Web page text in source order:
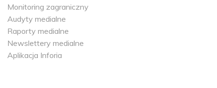
Monitoring zagraniczny
Audyty medialne
Raporty medialne
Newslettery medialne
Aplikacja Inforia